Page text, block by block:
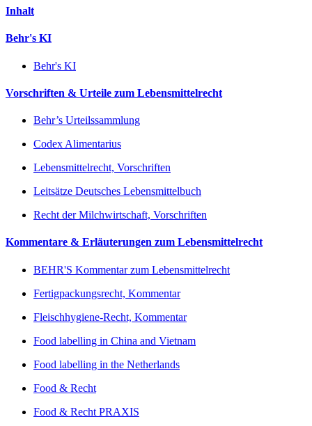
Inhalt
Behr's KI
Behr's KI
Vorschriften & Urteile zum Lebensmittelrecht
Behr’s Urteilssammlung
Codex Alimentarius
Lebensmittelrecht, Vorschriften
Leitsätze Deutsches Lebensmittelbuch
Recht der Milchwirtschaft, Vorschriften
Kommentare & Erläuterungen zum Lebensmittelrecht
BEHR'S Kommentar zum Lebensmittelrecht
Fertigpackungsrecht, Kommentar
Fleischhygiene-Recht, Kommentar
Food labelling in China and Vietnam
Food labelling in the Netherlands
Food & Recht
Food & Recht PRAXIS